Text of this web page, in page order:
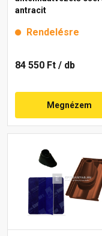
antracit
Rendelésre
84 550 Ft / db
Megnézem